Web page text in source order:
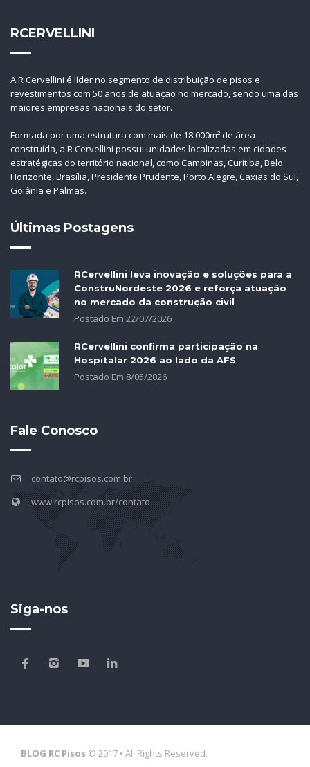
RCERVELLINI
A R Cervellini é líder no segmento de distribuição de pisos e
revestimentos com 50 anos de atuação no mercado, sendo uma das
maiores empresas nacionais do setor.
Formada por uma estrutura com mais de 18.000m² de área
construída, a R Cervellini possui unidades localizadas em cidades
estratégicas do território nacional, como Campinas, Curitiba, Belo
Horizonte, Brasília, Presidente Prudente, Porto Alegre, Caxias do Sul,
Goiânia e Palmas.
Últimas Postagens
RCervellini leva inovação e soluções para a
ConstruNordeste 2026 e reforça atuação
no mercado da construção civil
Postado Em 22/07/2026
RCervellini confirma participação na
Hospitalar 2026 ao lado da AFS
Postado Em 8/05/2026
Fale Conosco
contato@rcpisos.com.br
www.rcpisos.com.br/contato
Siga-nos
BLOG RC Pisos © 2017 • All Rights Reserved.